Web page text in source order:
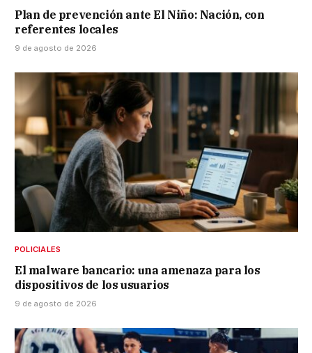
Plan de prevención ante El Niño: Nación, con
referentes locales
9 de agosto de 2026
POLICIALES
El malware bancario: una amenaza para los
dispositivos de los usuarios
9 de agosto de 2026